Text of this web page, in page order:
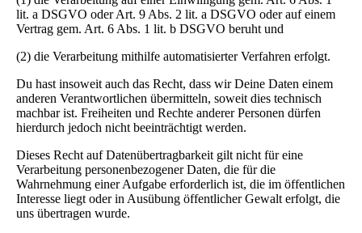
lit. a DSGVO oder Art. 9 Abs. 2 lit. a DSGVO oder auf einem
Vertrag gem. Art. 6 Abs. 1 lit. b DSGVO beruht und
(2) die Verarbeitung mithilfe automatisierter Verfahren erfolgt.
Du hast insoweit auch das Recht, dass wir Deine Daten einem
anderen Verantwortlichen übermitteln, soweit dies technisch
machbar ist. Freiheiten und Rechte anderer Personen dürfen
hierdurch jedoch nicht beeinträchtigt werden.
Dieses Recht auf Datenübertragbarkeit gilt nicht für eine
Verarbeitung personenbezogener Daten, die für die
Wahrnehmung einer Aufgabe erforderlich ist, die im öffentlichen
Interesse liegt oder in Ausübung öffentlicher Gewalt erfolgt, die
uns übertragen wurde.